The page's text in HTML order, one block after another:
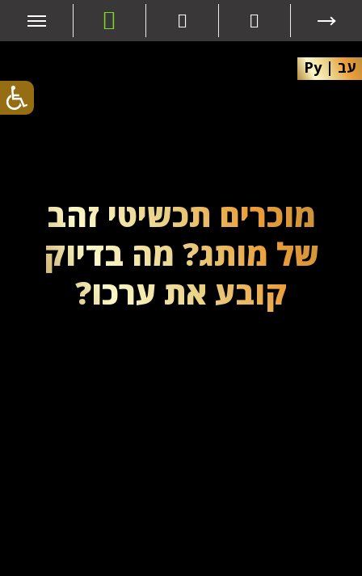
עב|
Ру
מוכרים תכשיטי זהב
של מותג? מה בדיוק
קובע את ערכו?